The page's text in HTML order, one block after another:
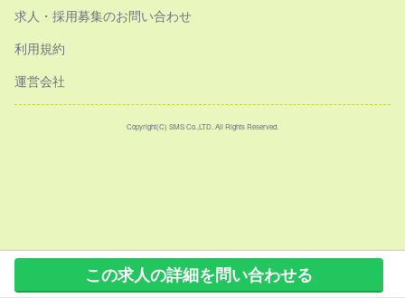
この求人の詳細を問い合わせる
求人・採用募集のお問い合わせ
利用規約
運営会社
Copyright(C) SMS Co.,LTD. All Rights Reserved.